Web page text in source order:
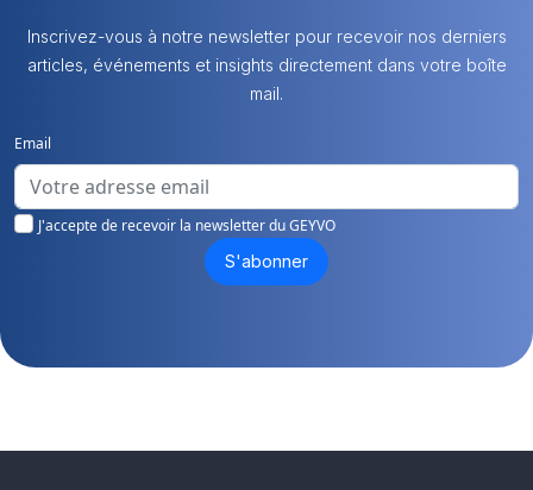
Inscrivez-vous à notre newsletter pour recevoir nos derniers
articles, événements et insights directement dans votre boîte
mail.
Email
J'accepte de recevoir la newsletter du GEYVO
S'abonner